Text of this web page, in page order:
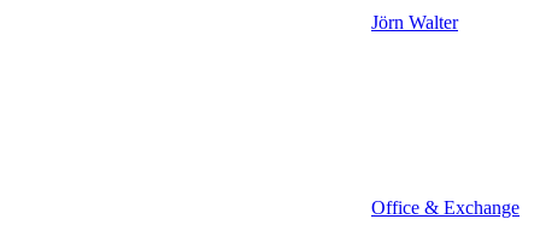
Jörn Walter
Office & Exchange